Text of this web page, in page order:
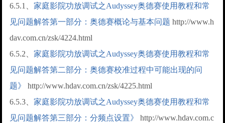
6.5.1、家庭影院功放调试之Audyssey奥德赛使用教程和常
见问题解答第一部分：奥德赛概论与基本问题 http://www.h
dav.com.cn/zsk/4224.html
6.5.2、家庭影院功放调试之Audyssey奥德赛使用教程和常
见问题解答第二部分：奥德赛校准过程中可能出现的问
题》
http://www.hdav.com.cn/zsk/4225.html
6.5.3、家庭影院功放调试之Audyssey奥德赛使用教程和常
见问题解答第三部分：分频点设置》
http://www.hdav.com.c